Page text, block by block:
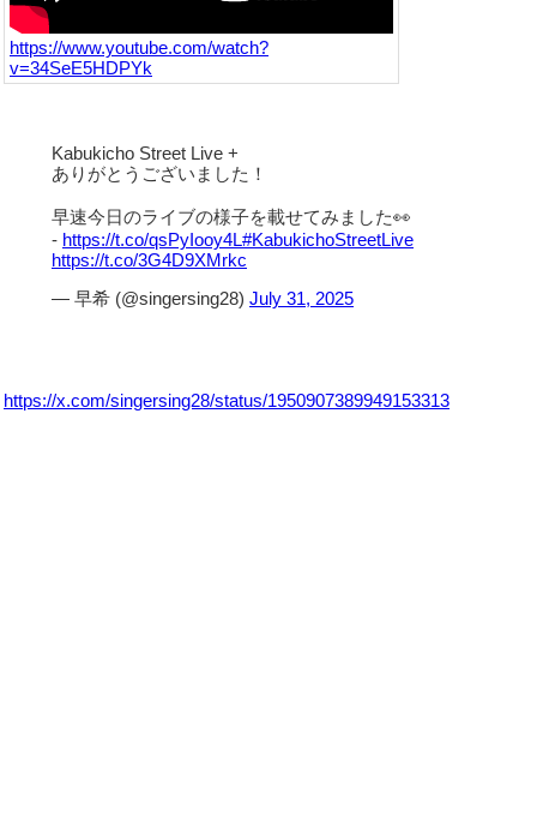
https://www.youtube.com/watch?
v=34SeE5HDPYk
Kabukicho Street Live +
ありがとうございました！
早速今日のライブの様子を載せてみました👀
- https://t.co/qsPyIooy4L#KabukichoStreetLive
https://t.co/3G4D9XMrkc
— 早希 (@singersing28) July 31, 2025
https://x.com/singersing28/status/1950907389949153313